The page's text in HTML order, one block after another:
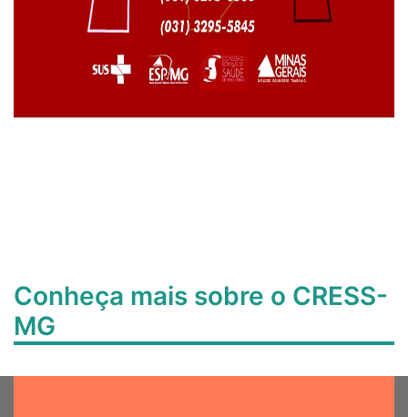
Conheça mais sobre o CRESS-
MG